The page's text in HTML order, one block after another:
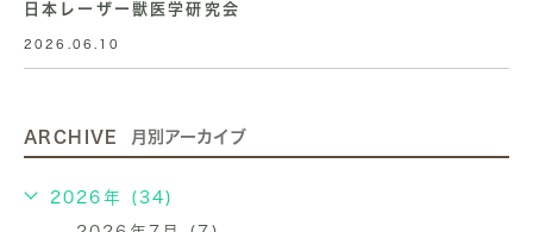
日本レーザー獣医学研究会
2026.06.10
ARCHIVE 月別アーカイブ
2026年 (34)